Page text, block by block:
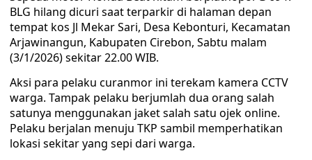
BLG hilang dicuri saat terparkir di halaman depan
tempat kos Jl Mekar Sari, Desa Kebonturi, Kecamatan
Arjawinangun, Kabupaten Cirebon, Sabtu malam
(3/1/2026) sekitar 22.00 WIB.
Aksi para pelaku curanmor ini terekam kamera CCTV
warga. Tampak pelaku berjumlah dua orang salah
satunya menggunakan jaket salah satu ojek online.
Pelaku berjalan menuju TKP sambil memperhatikan
lokasi sekitar yang sepi dari warga.